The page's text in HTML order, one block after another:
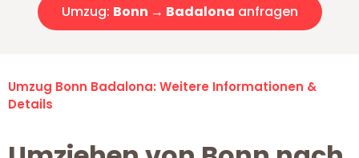
Umzug: Bonn → Badalona anfragen
Umzug Bonn Badalona: Weitere Informationen &
Details